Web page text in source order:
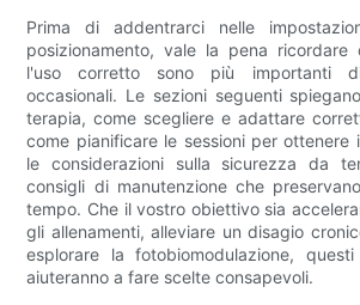
Prima di addentrarci nelle
posizionamento, vale la pena
l'uso corretto sono più importanti
occasionali. Le sezioni seguenti
terapia, come scegliere e adattare
come pianificare le sessioni per ottenere
le considerazioni sulla sicurezza da
consigli di manutenzione che
tempo. Che il vostro obiettivo sia
gli allenamenti, alleviare un disagio
esplorare la fotobiomodulazione,
aiuteranno a fare scelte consapevoli.